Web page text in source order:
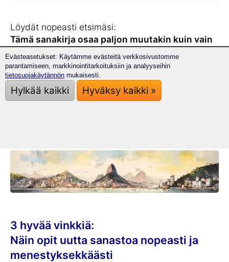
Löydät nopeasti etsimäsi:
Tämä sanakirja osaa paljon muutakin kuin vain
etsiä sanoja!
Annamme sinulle myös sanontoja ja ilmauksia tai
kokonaisia lauseita, joissa etsimäsi sana esiintyy.
Näin opit myös, miten sanaa käytetään koko
lauseen yhteydessä.
3 hyvää vinkkiä:
Näin opit uutta sanastoa nopeasti ja
menestyksekkäästi
Evästeasetukset: Käytämme evästeitä verkkosivustomme
parantamiseen, markkinointitarkoituksiin ja analyyseihin
tietosuojakäytännön mukaisesti.
Hylkää kaikki Hyväksy kaikki »